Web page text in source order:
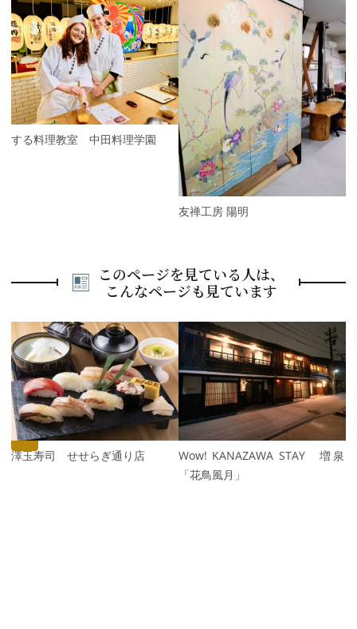
P
r
e
v
i
o
u
s
旅する料理教室 中田料理学園
友禅工房 陽明
N
e
x
t
このページを見ている人は、
こんなページも見ています
P
r
e
v
i
o
u
s
金澤玉寿司 せせらぎ通り店
Wow! KANAZAWA STAY 増泉
「花鳥風月」
N
e
x
t